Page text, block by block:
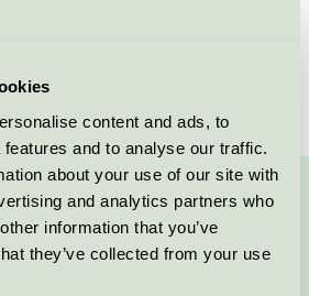
content and ads, to
and to analyse our traffic.
about your use of our site with
and analytics partners who
information that you’ve
they’ve collected from your use
55 24 00eller via formuläret: